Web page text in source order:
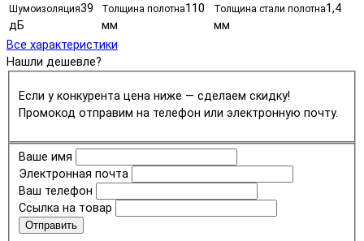
Шумоизоляция39
дБ
Толщина полотна110
мм
Толщина стали полотна1,4
мм
Все характеристики
Нашли дешевле?
Если у конкурента цена ниже — сделаем скидку!
Промокод отправим на телефон или электронную почту.
Ваше имя
Электронная почта
Ваш телефон
Ссылка на товар
Отправить